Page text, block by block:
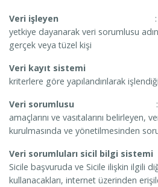
Veri işleyen : Veri
yetkiye dayanarak veri sorumlusu
gerçek veya tüzel kişi
Veri kayıt sistemi : Kişisel
kriterlere göre yapılandırılarak
Veri sorumlusu
amaçlarını ve vasıtalarını belirleyen,
kurulmasında ve yönetilmesinden
Veri sorumluları sicil bilgi sistemi
Sicile başvuruda ve Sicile ilişkin ilgili
kullanacakları, internet üzerinden